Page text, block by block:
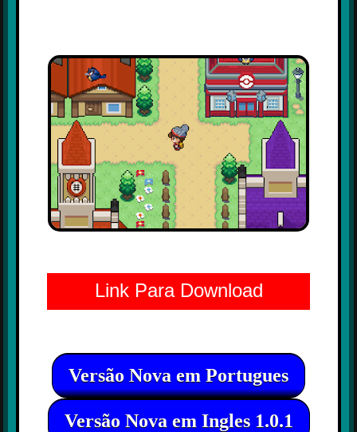
Link Para Download
Versão Nova em Portugues
Versão Nova em Ingles 1.0.1